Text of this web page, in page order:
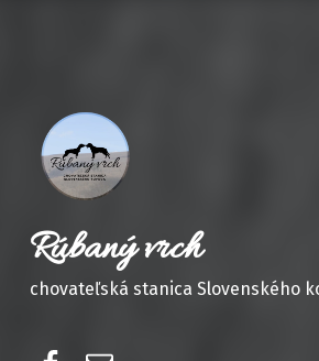
Rúbaný vrch
chovateľská stanica Slovenského
Facebook